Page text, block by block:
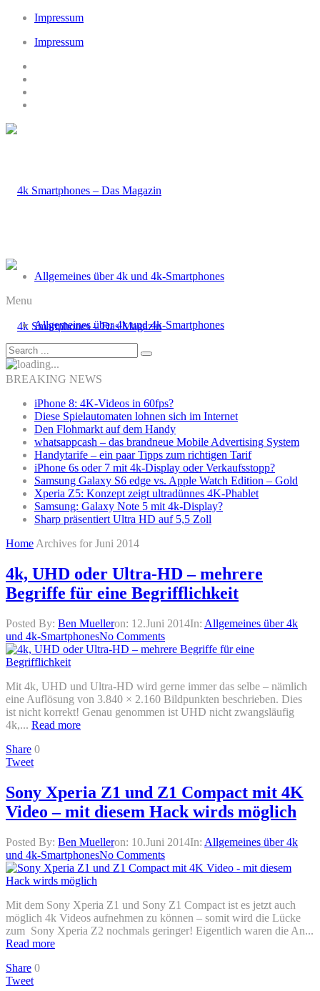
Impressum
Impressum
Allgemeines über 4k und 4k-Smartphones
Menu
Allgemeines über 4k und 4k-Smartphones
BREAKING NEWS
iPhone 8: 4K-Videos in 60fps?
Diese Spielautomaten lohnen sich im Internet
Den Flohmarkt auf dem Handy
whatsappcash – das brandneue Mobile Advertising System
Handytarife – ein paar Tipps zum richtigen Tarif
iPhone 6s oder 7 mit 4k-Display oder Verkaufsstopp?
Samsung Galaxy S6 edge vs. Apple Watch Edition – Gold
Xperia Z5: Konzept zeigt ultradünnes 4K-Phablet
Samsung: Galaxy Note 5 mit 4k-Display?
Sharp präsentiert Ultra HD auf 5,5 Zoll
Home Archives for Juni 2014
4k, UHD oder Ultra-HD – mehrere
Begriffe für eine Begrifflichkeit
Posted By: Ben Muelleron: 12.Juni 2014In: Allgemeines über 4k
und 4k-SmartphonesNo Comments
Mit 4k, UHD und Ultra-HD wird gerne immer das selbe – nämlich
eine Auflösung von 3.840 × 2.160 Bildpunkten beschrieben. Dies
ist nicht korrekt! Genau genommen ist UHD nicht zwangsläufig
4k,... Read more
Share 0
Tweet
Sony Xperia Z1 und Z1 Compact mit 4K
Video – mit diesem Hack wirds möglich
Posted By: Ben Muelleron: 10.Juni 2014In: Allgemeines über 4k
und 4k-SmartphonesNo Comments
Mit dem Sony Xperia Z1 und Sony Z1 Compact ist es jetzt auch
möglich 4k Videos aufnehmen zu können – somit wird die Lücke
zum Sony Xperia Z2 nochmals geringer! Eigentlich waren die An...
Read more
Share 0
Tweet